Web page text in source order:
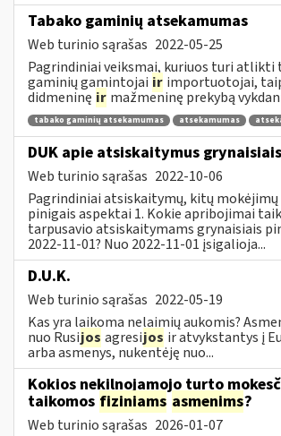
Tabako gaminių atsekamumas
Web turinio sąrašas 2022-05-25
Pagrindiniai veiksmai, kuriuos turi atlikti
gaminių gamintojai ir importuotojai,
didmeninę ir mažmeninę prekybą
tabako gaminių atsekamumas atsekamumas
DUK apie atsiskaitymus
Web turinio sąrašas 2022-10-06
Pagrindiniai atsiskaitymų, kitų mokėjimų
pinigais aspektai 1. Kokie apribojimai
tarpusavio atsiskaitymams grynaisiais
2022-11-01? Nuo 2022-11-01 įsigalioja...
D.U.K.
Web turinio sąrašas 2022-05-19
Kas yra laikoma nelaimių aukomis?
nuo Rusijos agresijos ir atvykstantys į
arba asmenys, nukentėję nuo...
Kokios nekilnojamojo turto
taikomos fiziniams asmenims?
Web turinio sąrašas 2026-01-07